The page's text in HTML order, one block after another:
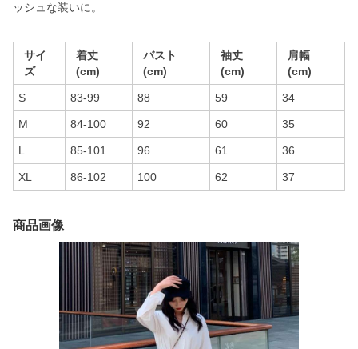
ッシュな装いに。
サイ
ズ
着丈
(cm)
バスト
(cm)
袖丈
(cm)
肩幅
(cm)
S 83-99 88 59 34
M 84-100 92 60 35
L 85-101 96 61 36
XL 86-102 100 62 37
商品画像